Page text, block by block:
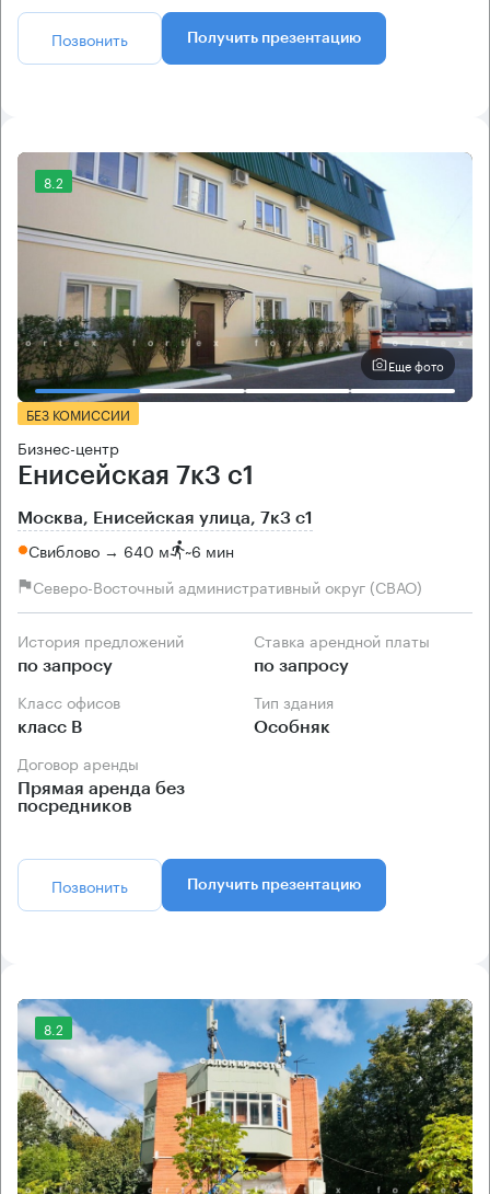
Позвонить Получить презентацию
8.2
Еще фото
БЕЗ КОМИССИИ
Бизнес-центр
Енисейская 7к3 с1
Москва, Енисейская улица, 7к3 с1
Свиблово → 640 м ~6 мин
Северо-Восточный административный округ (СВАО)
История предложений
по запросу
Ставка арендной платы
по запросу
Класс офисов
класс B
Тип здания
Особняк
Договор аренды
Прямая аренда без
посредников
Позвонить Получить презентацию
8.2